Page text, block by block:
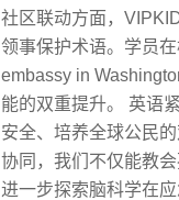
社区联动方面，
领事保护术语。学员
embassy in
能的双重提升。 英语
安全、培养全球公民
协同，我们不仅能教
进一步探索脑科学在